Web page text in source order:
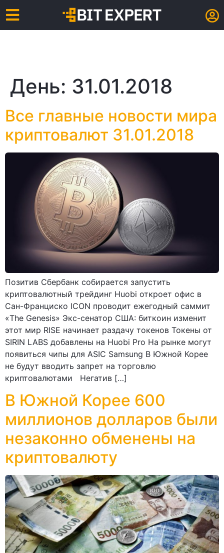
День: 31.01.2018
Все главные новости мира
криптовалют 31.01.2018
Позитив Сбербанк собирается запустить
криптовалютный трейдинг Huobi откроет офис в
Сан-Франциско ICON проводит ежегодный саммит
«The Genesis» Экс-сенатор США: биткоин изменит
этот мир RISE начинает раздачу токенов Токены от
SIRIN LABS добавлены на Huobi Pro На рынке могут
появиться чипы для ASIC Samsung В Южной Корее
не будут вводить запрет на торговлю
криптовалютами Негатив […]
В Южной Корее 600
миллионов долларов были
незаконно обменены на
криптовалюту